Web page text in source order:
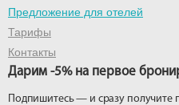
Предложение для отелей
Тарифы
Контакты
Дарим -5% на первое
Подпишитесь — и сразу получите